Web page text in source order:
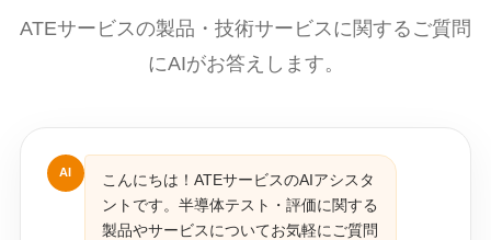
ATEサービスの製品・技術サービスに関するご質問
にAIがお答えします。
AI
こんにちは！ATEサービスのAIアシスタ
ントです。半導体テスト・評価に関する
製品やサービスについてお気軽にご質問